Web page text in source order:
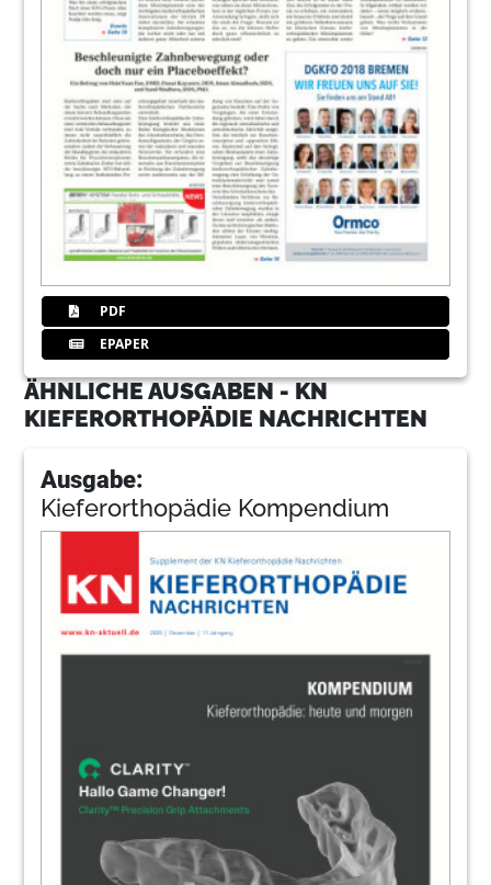
PDF
EPAPER
ÄHNLICHE AUSGABEN - KN
KIEFERORTHOPÄDIE NACHRICHTEN
Ausgabe:
Kieferorthopädie Kompendium